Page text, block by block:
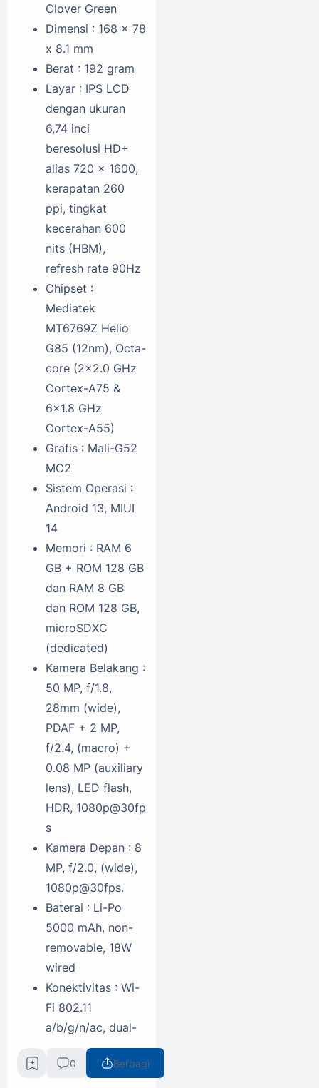
Clover Green
Dimensi : 168 x 78
x 8.1 mm
Berat : 192 gram
Layar : IPS LCD
dengan ukuran
6,74 inci
beresolusi HD+
alias 720 x 1600,
kerapatan 260
ppi, tingkat
kecerahan 600
nits (HBM),
refresh rate 90Hz
Chipset :
Mediatek
MT6769Z Helio
G85 (12nm), Octa-
core (2x2.0 GHz
Cortex-A75 &
6x1.8 GHz
Cortex-A55)
Grafis : Mali-G52
MC2
Sistem Operasi :
Android 13, MIUI
14
Memori : RAM 6
GB + ROM 128 GB
dan RAM 8 GB
dan ROM 128 GB,
microSDXC
(dedicated)
Kamera Belakang :
50 MP, f/1.8,
28mm (wide),
PDAF + 2 MP,
f/2.4, (macro) +
0.08 MP (auxiliary
lens), LED flash,
HDR, 1080p@30fp
s
Kamera Depan : 8
MP, f/2.0, (wide),
1080p@30fps.
Baterai : Li-Po
5000 mAh, non-
removable, 18W
wired
Konektivitas : Wi-
Fi 802.11
a/b/g/n/ac, dual-
band, Bluetooth
5.3 dengan codec
0 Berbagi